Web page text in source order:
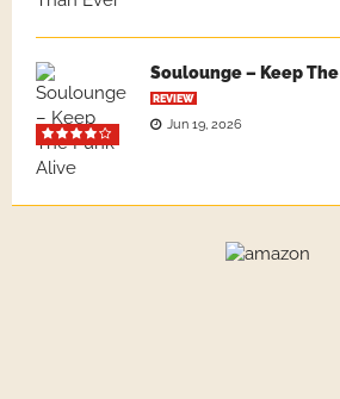
Soulounge – Keep
REVIEW
Jun 19, 2026